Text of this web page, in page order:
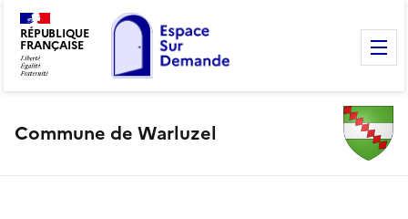
RÉPUBLIQUE
FRANÇAISE
Commune de Warluzel